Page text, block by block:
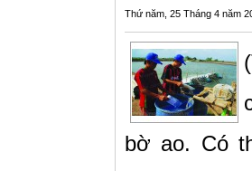
Thứ năm, 25 Tháng 4 năm
bờ ao. Có